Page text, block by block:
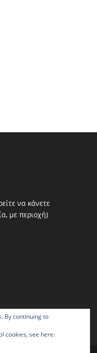
να κάνετε
με περιοχή)
By continuing to
cookies, see here: